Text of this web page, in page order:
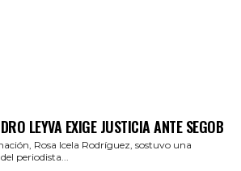
LEYVA EXIGE JUSTICIA ANTE SEGOB
Rosa Icela Rodríguez, sostuvo una
periodista...